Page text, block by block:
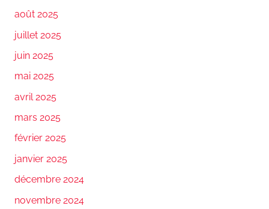
août 2025
juillet 2025
juin 2025
mai 2025
avril 2025
mars 2025
février 2025
janvier 2025
décembre 2024
novembre 2024